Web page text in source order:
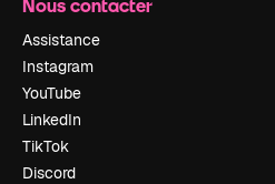
Nous contacter
Assistance
Instagram
YouTube
LinkedIn
TikTok
Discord